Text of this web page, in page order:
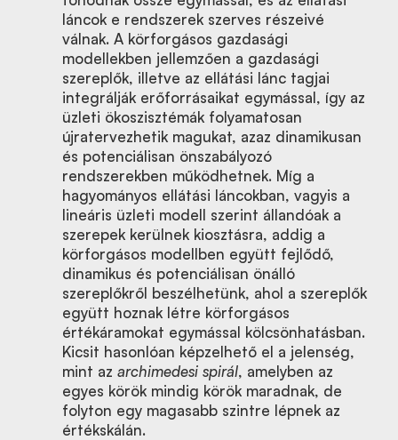
láncok e rendszerek szerves részeivé
válnak. A körforgásos gazdasági
modellekben jellemzően a gazdasági
szereplők, illetve az ellátási lánc tagjai
integrálják erőforrásaikat egymással, így az
üzleti ökoszisztémák folyamatosan
újratervezhetik magukat, azaz dinamikusan
és potenciálisan önszabályozó
rendszerekben működhetnek. Míg a
hagyományos ellátási láncokban, vagyis a
lineáris üzleti modell szerint állandóak a
szerepek kerülnek kiosztásra, addig a
körforgásos modellben együtt fejlődő,
dinamikus és potenciálisan önálló
szereplőkről beszélhetünk, ahol a szereplők
együtt hoznak létre körforgásos
értékáramokat egymással kölcsönhatásban.
Kicsit hasonlóan képzelhető el a jelenség,
mint az archimedesi spirál, amelyben az
egyes körök mindig körök maradnak, de
folyton egy magasabb szintre lépnek az
értékskálán.